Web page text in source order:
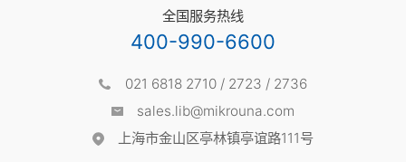
全国服务热线
400-990-6600
021 6818 2710 / 2723 / 2736
sales.lib@mikrouna.com
上海市金山区亭林镇亭谊路111号